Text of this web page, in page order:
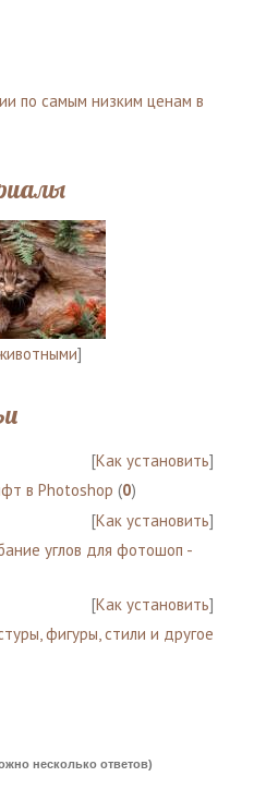
по самым низким ценам в
]
[Как установить]
в Photoshop (0)
[Как установить]
углов для фотошоп -
[Как установить]
фигуры, стили и другое
несколько ответов)